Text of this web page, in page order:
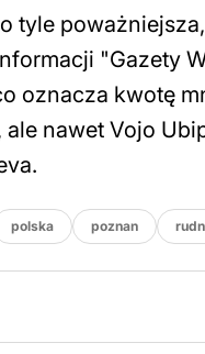
tyle
"Gazety
oznacza kwotę
nawet Vojo
polska poznan